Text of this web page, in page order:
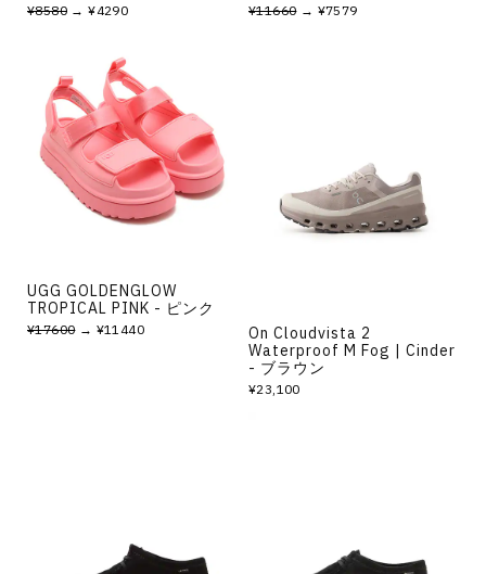
¥8580 → ¥4290 ¥11660→ ¥7579
UGG GOLDENGLOW
TROPICAL PINK - ピンク
¥17600→ ¥11440
On Cloudvista 2
Waterproof M Fog | Cinder
- ブラウン
¥23,100